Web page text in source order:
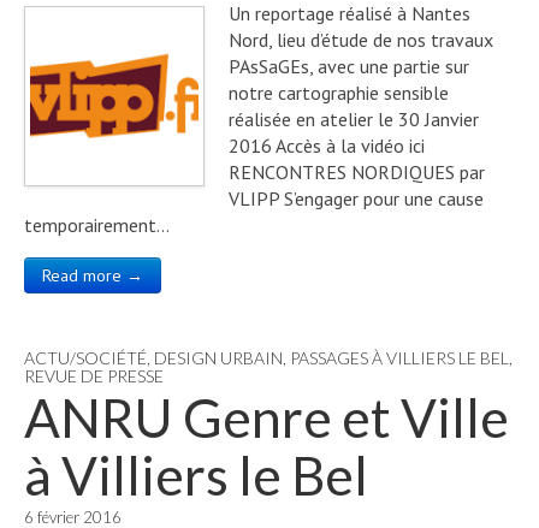
Un reportage réalisé à Nantes
Nord, lieu d’étude de nos travaux
PAsSaGEs, avec une partie sur
notre cartographie sensible
réalisée en atelier le 30 Janvier
2016 Accès à la vidéo ici
RENCONTRES NORDIQUES par
VLIPP S’engager pour une cause
temporairement…
Read more →
ACTU/SOCIÉTÉ DESIGN URBAIN PASSAGES À VILLIERS LE BEL
REVUE DE PRESSE
ANRU Genre et Ville
à Villiers le Bel
6 février 2016